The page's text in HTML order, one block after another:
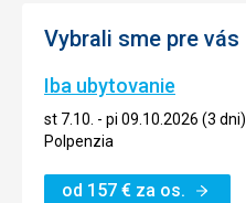
Vybrali sme pre vás
Iba ubytovanie
st 7.10. - pi 09.10.2026 (3 dni)
Polpenzia
od 157 € za os.